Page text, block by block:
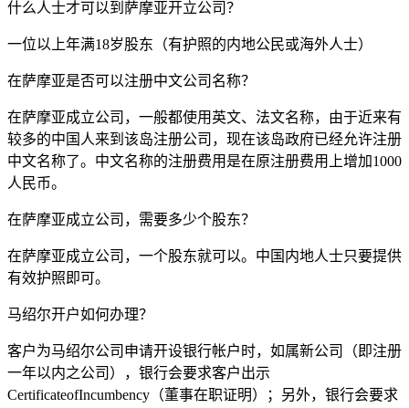
什么人士才可以到萨摩亚开立公司？
一位以上年满18岁股东（有护照的内地公民或海外人士）
在萨摩亚是否可以注册中文公司名称？
在萨摩亚成立公司，一般都使用英文、法文名称，由于近来有
较多的中国人来到该岛注册公司，现在该岛政府已经允许注册
中文名称了。中文名称的注册费用是在原注册费用上增加1000
人民币。
在萨摩亚成立公司，需要多少个股东？
在萨摩亚成立公司，一个股东就可以。中国内地人士只要提供
有效护照即可。
马绍尔开户如何办理？
客户为马绍尔公司申请开设银行帐户时，如属新公司（即注册
一年以内之公司），银行会要求客户出示
CertificateofIncumbency（董事在职证明）；另外，银行会要求